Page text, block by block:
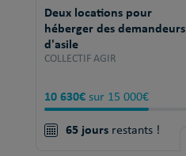
Deux locations pour
héberger des demandeurs
d'asile
COLLECTIF AGIR
10 630€ sur 15 000€
65 jours restants !